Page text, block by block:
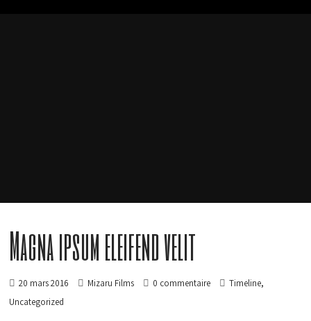
Magna ipsum eleifend velit
20 mars 2016 Mizaru Films 0 commentaire Timeline,
Uncategorized